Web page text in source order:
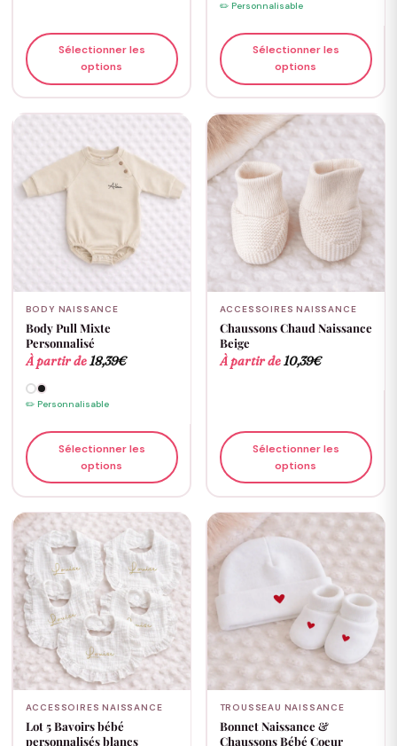
Sélectionner les
options
✏️ Personnalisable
Sélectionner les
options
BODY NAISSANCE
Body Pull Mixte
Personnalisé
À partir de18,39€
✏️ Personnalisable
Sélectionner les
options
ACCESSOIRES NAISSANCE
Chaussons Chaud Naissance
Beige
À partir de10,39€
Sélectionner les
options
ACCESSOIRES NAISSANCE
Lot 5 Bavoirs bébé
personnalisés blancs
TROUSSEAU NAISSANCE
Bonnet Naissance &
Chaussons Bébé Coeur